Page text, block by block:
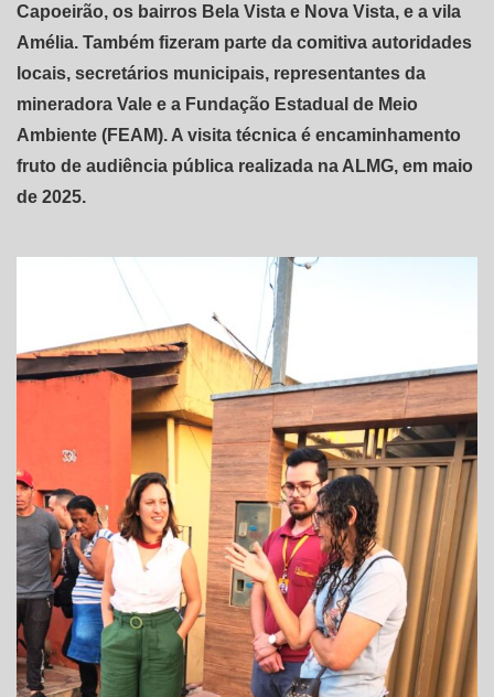
Capoeirão, os bairros Bela Vista e Nova Vista, e a vila
Amélia. Também fizeram parte da comitiva autoridades
locais, secretários municipais, representantes da
mineradora Vale e a Fundação Estadual de Meio
Ambiente (FEAM). A visita técnica é encaminhamento
fruto de audiência pública realizada na ALMG, em maio
de 2025.